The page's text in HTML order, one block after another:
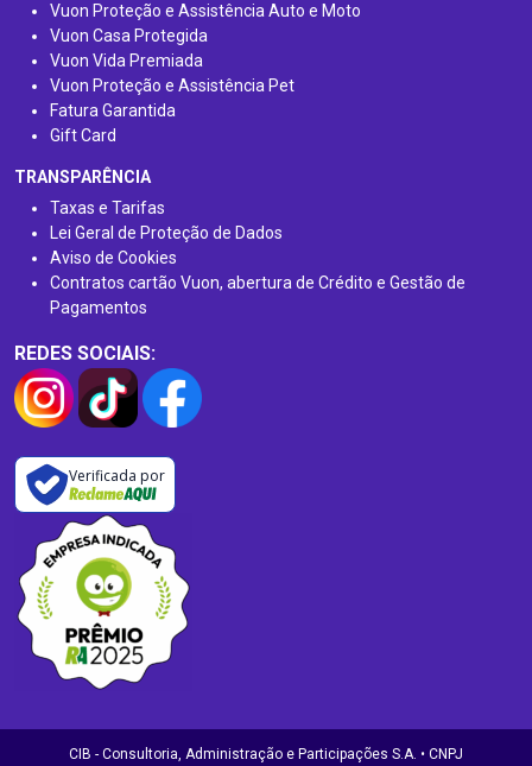
Vuon Proteção e Assistência Auto e Moto
Vuon Casa Protegida
Vuon Vida Premiada
Vuon Proteção e Assistência Pet
Fatura Garantida
Gift Card
TRANSPARÊNCIA
Taxas e Tarifas
Lei Geral de Proteção de Dados
Aviso de Cookies
Contratos cartão Vuon, abertura de Crédito e Gestão de
Pagamentos
REDES SOCIAIS:
Verificada por
CIB - Consultoria, Administração e Participações S.A. • CNPJ